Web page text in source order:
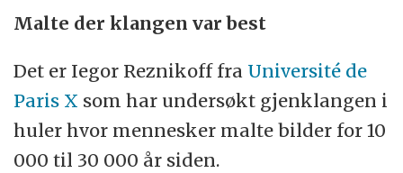
Malte der klangen var best
Det er Iegor Reznikoff fra Université de
Paris X som har undersøkt gjenklangen i
huler hvor mennesker malte bilder for 10
000 til 30 000 år siden.